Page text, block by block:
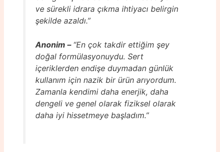
ve sürekli idrara çıkma ihtiyacı belirgin
şekilde azaldı.”
Anonim – “En çok takdir ettiğim şey
doğal formülasyonuydu. Sert
içeriklerden endişe duymadan günlük
kullanım için nazik bir ürün arıyordum.
Zamanla kendimi daha enerjik, daha
dengeli ve genel olarak fiziksel olarak
daha iyi hissetmeye başladım.”